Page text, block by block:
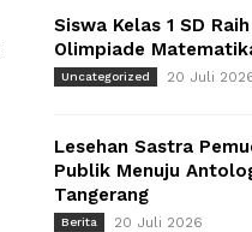
Siswa Kelas 1 SD
Olimpiade
Uncategorized 20 Juli
Lesehan Sastra
Publik Menuju
Tangerang
Berita 20 Juli 2026